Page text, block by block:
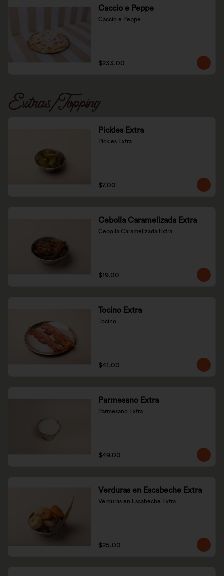
Caccio e Peppe
Caccio e Peppe
$233.00
Extras/Topping
Pickles Extra
Pickles Extra
$7.00
Cebolla Caramelizada Extra
Cebolla Caramelizada Extra
$19.00
Tocino Extra
Tocino
$41.00
Parmesano Extra
Parmesano Extra
$49.00
Verduras en Escabeche Extra
Verduras en Escabeche Extra
$25.00